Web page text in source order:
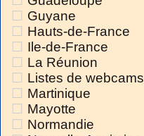
Guyane
Hauts-de-France
Ile-de-France
La Réunion
Listes de webcams
Martinique
Mayotte
Normandie